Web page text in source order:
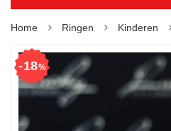
Home Ringen Kinderen
18%